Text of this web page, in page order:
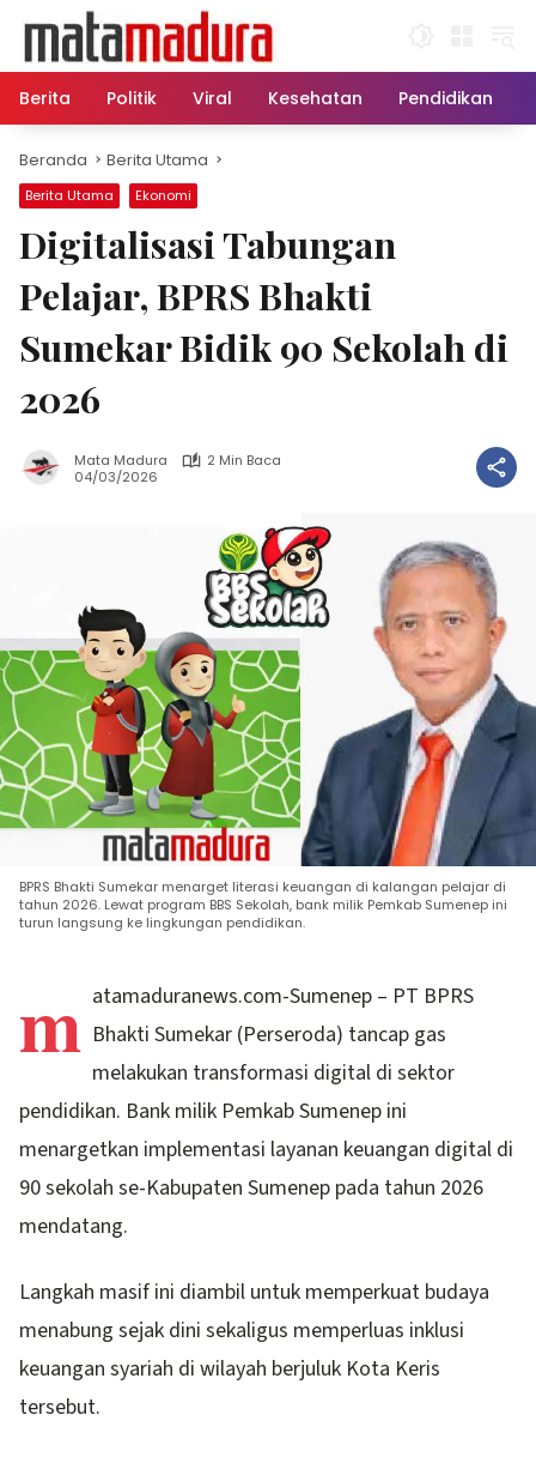
konten
Berita
Politik Viral Kesehatan Pendidikan
Beranda Berita Utama
Berita Utama Ekonomi
Digitalisasi Tabungan
Pelajar, BPRS Bhakti
Sumekar Bidik 90 Sekolah di
2026
Mata Madura
2 Min Baca
04/03/2026
BPRS Bhakti Sumekar menarget literasi keuangan di kalangan pelajar di
tahun 2026. Lewat program BBS Sekolah, bank milik Pemkab Sumenep ini
turun langsung ke lingkungan pendidikan.
m atamaduranews.com-Sumenep – PT BPRS
Bhakti Sumekar (Perseroda) tancap gas
melakukan transformasi digital di sektor
pendidikan. Bank milik Pemkab Sumenep ini
menargetkan implementasi layanan keuangan digital di
90 sekolah se-Kabupaten Sumenep pada tahun 2026
mendatang.
Langkah masif ini diambil untuk memperkuat budaya
menabung sejak dini sekaligus memperluas inklusi
keuangan syariah di wilayah berjuluk Kota Keris
tersebut.